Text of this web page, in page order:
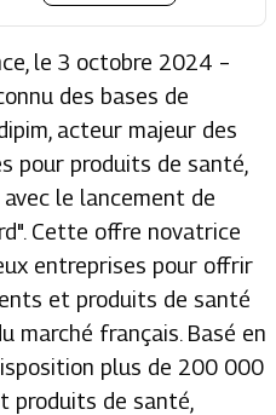
le 3 octobre 2024 –
des bases de
acteur majeur des
pour produits de santé,
le lancement de
Cette offre novatrice
entreprises pour offrir
et produits de santé
marché français. Basé en
plus de 200 000
produits de santé,